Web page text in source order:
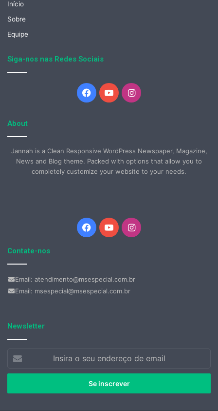
Início
Sobre
Equipe
Siga-nos nas Redes Sociais
Facebook
YouTubeInstagram
About
Jannah is a Clean Responsive WordPress Newspaper, Magazine,
News and Blog theme. Packed with options that allow you to
completely customize your website to your needs.
Facebook
YouTubeInstagram
Contate-nos
Email: atendimento@msespecial.com.br
Email: msespecial@msespecial.com.br
Newsletter
seu
de